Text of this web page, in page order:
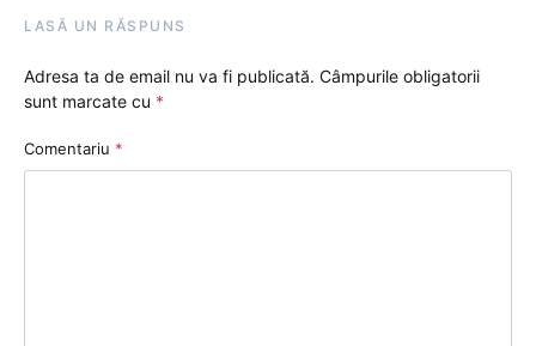
LASĂ UN RĂSPUNS
Adresa ta de email nu va fi publicată. Câmpurile obligatorii
sunt marcate cu *
Comentariu *